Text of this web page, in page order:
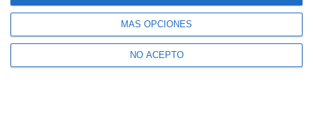
MÁS OPCIONES
NO ACEPTO